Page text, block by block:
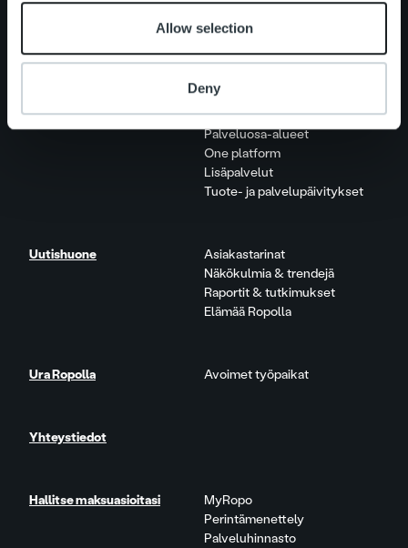
Allow selection
Deny
Ihmiset ja kulttuurimme
Vastuullisuus
Palvelut
Laskutusratkaisu
Palveluosa-alueet
One platform
Lisäpalvelut
Tuote- ja palvelupäivitykset
Uutishuone
Asiakastarinat
Näkökulmia & trendejä
Raportit & tutkimukset
Elämää Ropolla
Ura Ropolla Avoimet työpaikat
Yhteystiedot
Hallitse maksuasioitasi
MyRopo
Perintämenettely
Palveluhinnasto